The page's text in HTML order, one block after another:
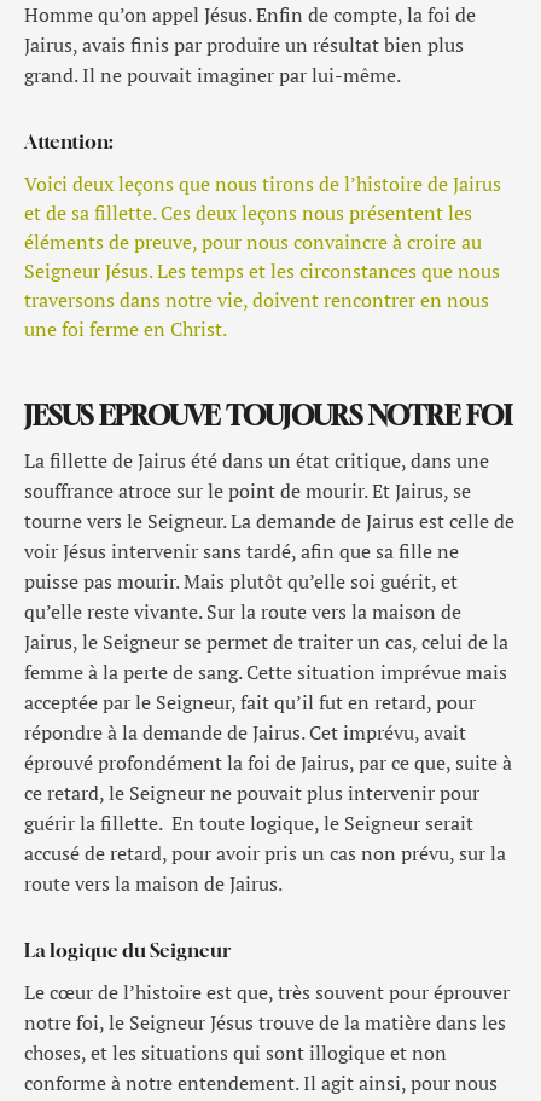
Homme qu’on appel Jésus. Enfin de compte, la foi de
Jairus, avais finis par produire un résultat bien plus
grand. Il ne pouvait imaginer par lui-même.
Attention:
Voici deux leçons que nous tirons de l’histoire de Jairus
et de sa fillette. Ces deux leçons nous présentent les
éléments de preuve, pour nous convaincre à croire au
Seigneur Jésus. Les temps et les circonstances que nous
traversons dans notre vie, doivent rencontrer en nous
une foi ferme en Christ.
JESUS EPROUVE TOUJOURS NOTRE FOI
La fillette de Jairus été dans un état critique, dans une
souffrance atroce sur le point de mourir. Et Jairus, se
tourne vers le Seigneur. La demande de Jairus est celle de
voir Jésus intervenir sans tardé, afin que sa fille ne
puisse pas mourir. Mais plutôt qu’elle soi guérit, et
qu’elle reste vivante. Sur la route vers la maison de
Jairus, le Seigneur se permet de traiter un cas, celui de la
femme à la perte de sang. Cette situation imprévue mais
acceptée par le Seigneur, fait qu’il fut en retard, pour
répondre à la demande de Jairus. Cet imprévu, avait
éprouvé profondément la foi de Jairus, par ce que, suite à
ce retard, le Seigneur ne pouvait plus intervenir pour
guérir la fillette. En toute logique, le Seigneur serait
accusé de retard, pour avoir pris un cas non prévu, sur la
route vers la maison de Jairus.
La logique du Seigneur
Le cœur de l’histoire est que, très souvent pour éprouver
notre foi, le Seigneur Jésus trouve de la matière dans les
choses, et les situations qui sont illogique et non
conforme à notre entendement. Il agit ainsi, pour nous